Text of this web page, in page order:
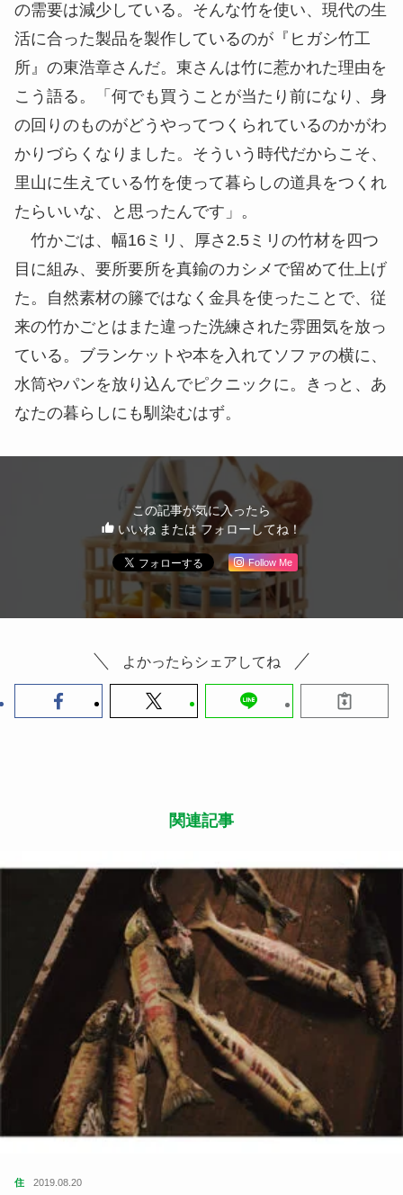
の需要は減少している。そんな竹を使い、現代の生
活に合った製品を製作しているのが『ヒガシ竹工
所』の東浩章さんだ。東さんは竹に惹かれた理由を
こう語る。「何でも買うことが当たり前になり、身
の回りのものがどうやってつくられているのかがわ
かりづらくなりました。そういう時代だからこそ、
里山に生えている竹を使って暮らしの道具をつくれ
たらいいな、と思ったんです」。
竹かごは、幅16ミリ、厚さ2.5ミリの竹材を四つ
目に組み、要所要所を真鍮のカシメで留めて仕上げ
た。自然素材の籐ではなく金具を使ったことで、従
来の竹かごとはまた違った洗練された雰囲気を放っ
ている。ブランケットや本を入れてソファの横に、
水筒やパンを放り込んでピクニックに。きっと、あ
なたの暮らしにも馴染むはず。
この記事が気に入ったら
いいね または フォローしてね！
Follow Me
よかったらシェアしてね
関連記事
住 2019.08.20